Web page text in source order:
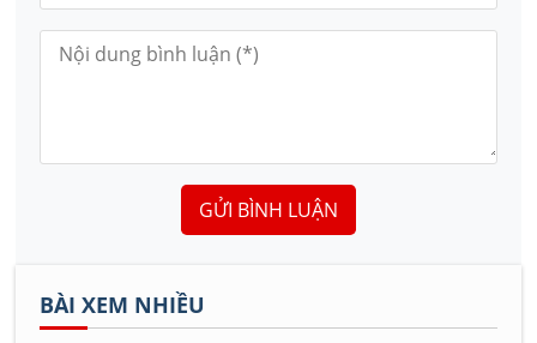
GỬI BÌNH LUẬN
BÀI XEM NHIỀU